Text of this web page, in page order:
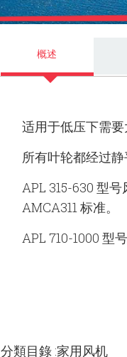
概述
适用于低压下需
所有叶轮都经过静
APL 315-630 型
AMCA311 标准。
APL 710-1000 型
分類目錄 :家用风机